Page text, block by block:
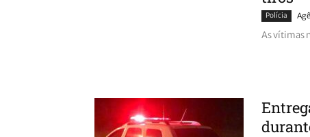
Polícia
As vítimas